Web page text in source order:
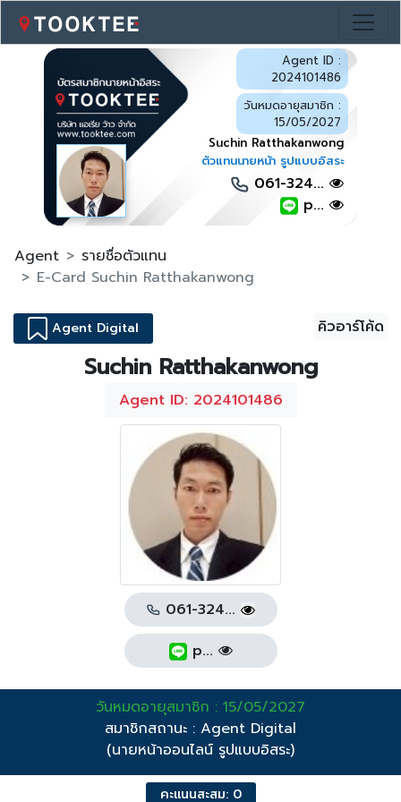
Agent ID :
2024101486
วันหมดอายุสมาชิก :
15/05/2027
Suchin Ratthakanwong
ตัวแทนนายหน้า รูปแบบอิสระ
061-324...
p...
Agent
รายชื่อตัวแทน
E-Card Suchin Ratthakanwong
Agent Digital คิวอาร์โค้ด
Suchin Ratthakanwong
Agent ID: 2024101486
061-324...
p...
วันหมดอายุสมาชิก : 15/05/2027
สมาชิกสถานะ : Agent Digital
(นายหน้าออนไลน์ รูปแบบอิสระ)
คะแนนสะสม: 0